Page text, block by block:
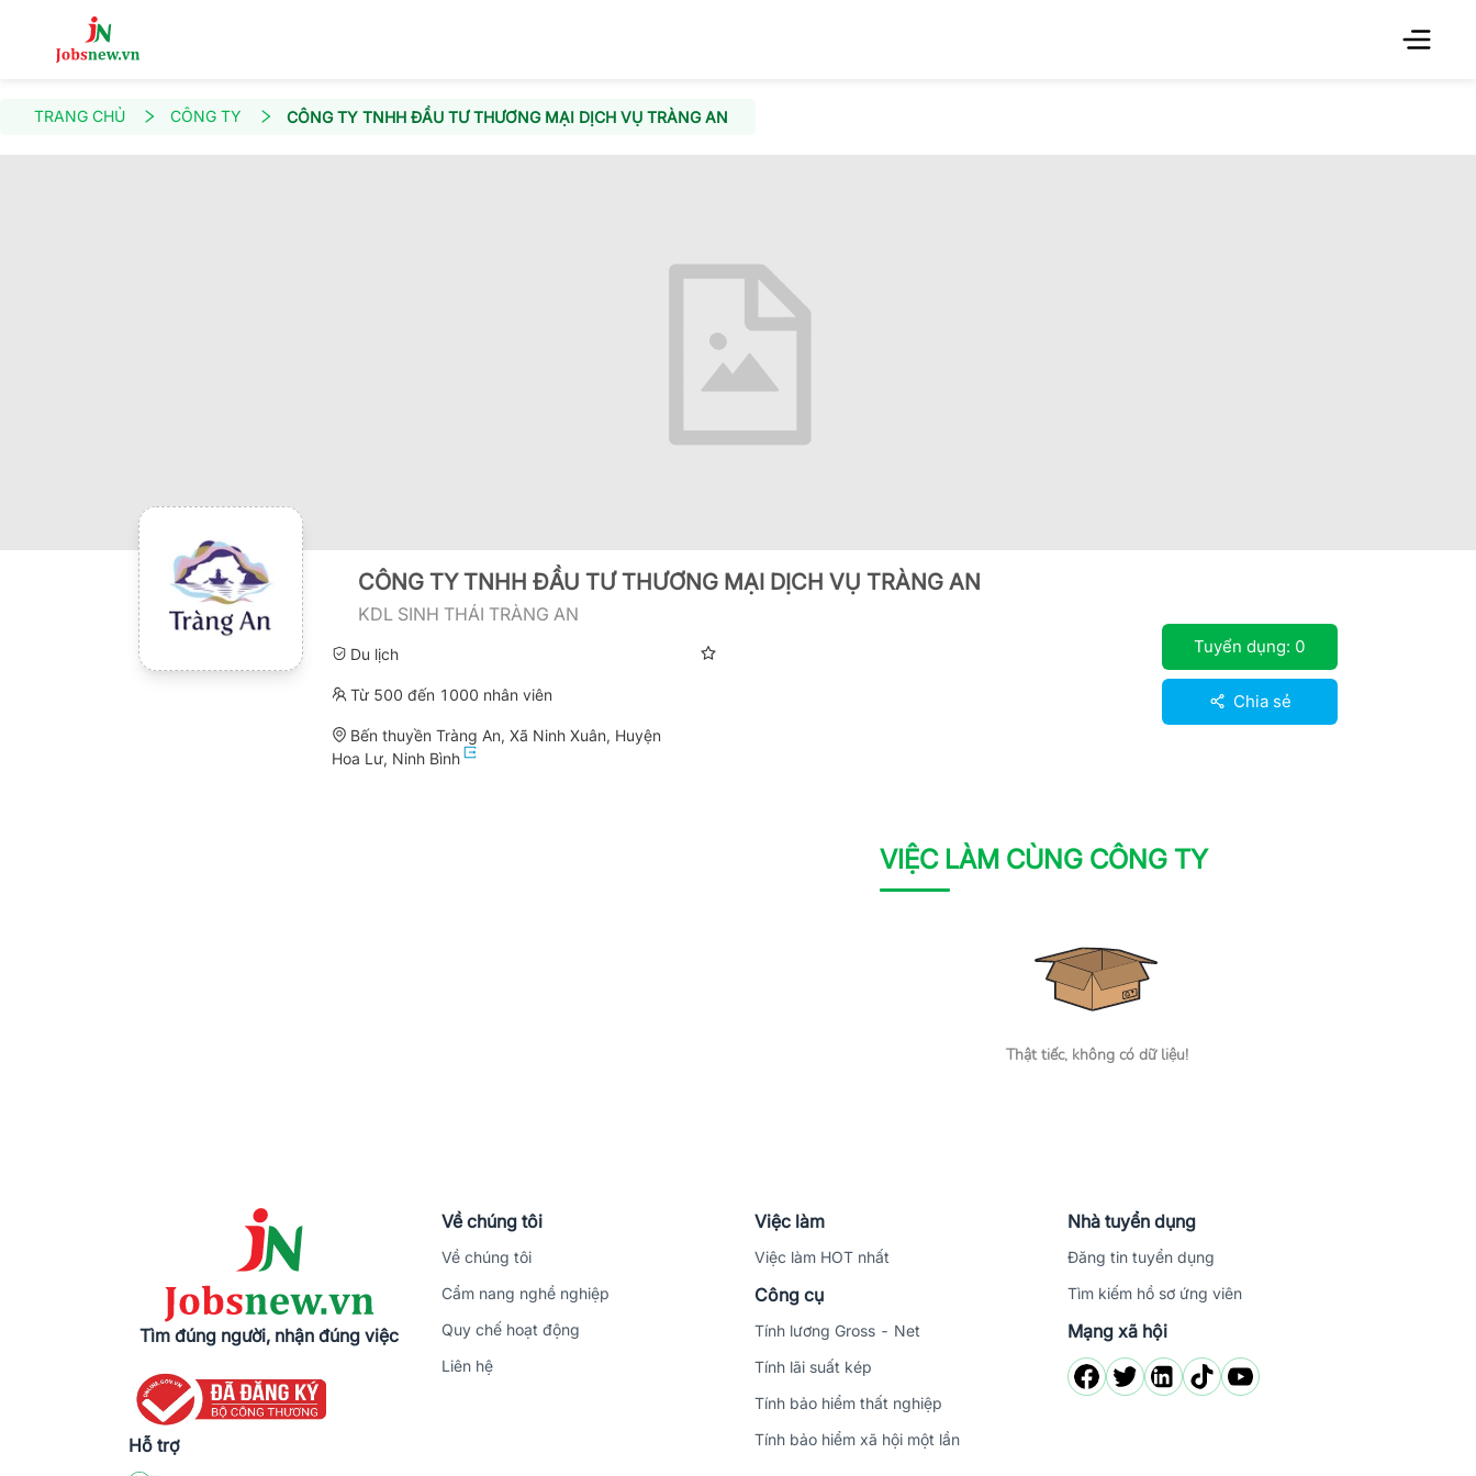
TRANG CHỦ CÔNG TY CÔNG TY TNHH ĐẦU TƯ THƯƠNG MẠI DỊCH VỤ TRÀNG AN
CÔNG TY TNHH ĐẦU TƯ THƯƠNG MẠI DỊCH VỤ TRÀNG AN
KDL SINH THÁI TRÀNG AN
Du lịch
Từ 500 đến 1000 nhân viên
Bến thuyền Tràng An, Xã Ninh Xuân, Huyện
Hoa Lư, Ninh Bình
Tuyển dụng: 0
Chia sẻ
VIỆC LÀM CÙNG CÔNG TY
Thật tiếc, không có dữ liệu!
Tìm đúng người, nhận đúng việc
Hỗ trợ
Về chúng tôi
Về chúng tôi
Cẩm nang nghề nghiệp
Quy chế hoạt động
Liên hệ
Việc làm
Việc làm HOT nhất
Công cụ
Tính lương Gross - Net
Tính lãi suất kép
Tính bảo hiểm thất nghiệp
Tính bảo hiểm xã hội một lần
Nhà tuyển dụng
Đăng tin tuyển dụng
Tìm kiếm hồ sơ ứng viên
Mạng xã hội